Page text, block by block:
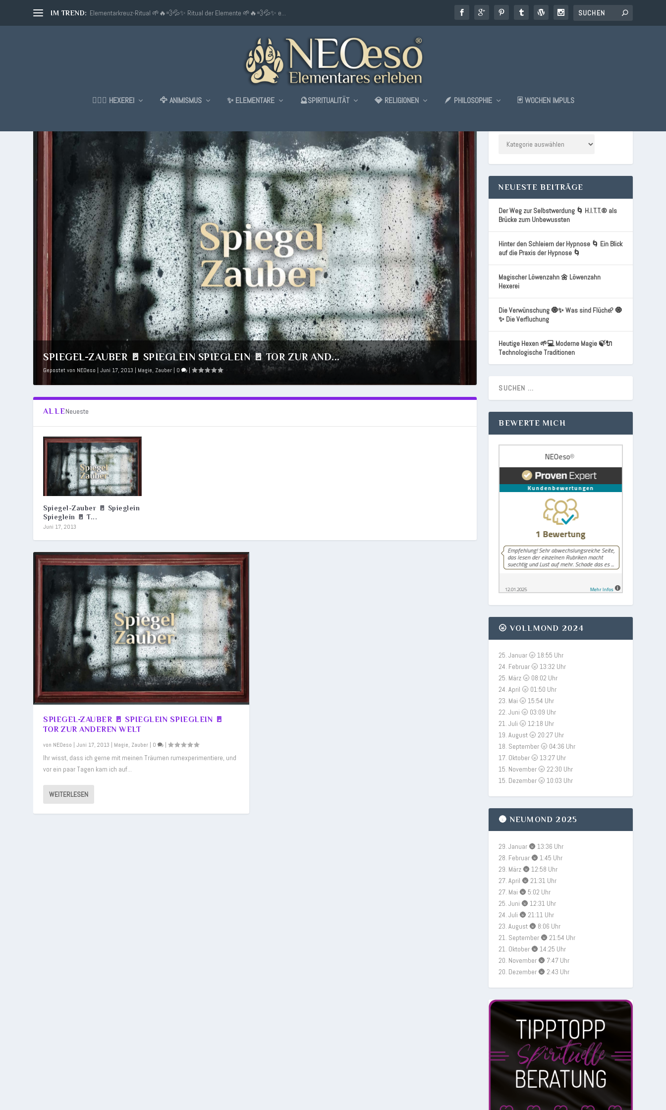
IM TREND: Elementarkreuz-Ritual 🌱🔥💨💦✨ Ritual der Elemente 🌱🔥💨💦✨ e...
🧙🏼‍♂️ HEXEREI 🦅 ANIMISMUS ✨ ELEMENTARE 🔮SPIRITUALITÄT 💎 RELIGIONEN 🪶 PHILOSOPHIE 🃏 WOCHEN IMPULS
SPIEGEL-ZAUBER 🚪 SPIEGLEIN SPIEGLEIN 🚪 TOR ZUR AND...
Gepostet von NEOeso |Juni 17, 2013 | Magie, Zauber | 0 |
ALLENeueste
Spiegel-Zauber 🚪 Spieglein
Spieglein 🚪 T...
Juni 17, 2013
SPIEGEL-ZAUBER 🚪 SPIEGLEIN SPIEGLEIN 🚪
TOR ZUR ANDEREN WELT
von NEOeso |Juni 17, 2013 | Magie, Zauber | 0 |
Ihr wisst, dass ich gerne mit meinen Träumen rumexperimentiere, und
vor ein paar Tagen kam ich auf...
WEITERLESEN
NEUESTE BEITRÄGE
Der Weg zur Selbstwerdung 🌀 H.I.T.T.® als
Brücke zum Unbewussten
Hinter den Schleiern der Hypnose 🌀 Ein Blick
auf die Praxis der Hypnose 🌀
Magischer Löwenzahn 🌼 Löwenzahn
Hexerei
Die Verwünschung 🧿✨ Was sind Flüche? 🧿
✨ Die Verfluchung
Heutige Hexen 🌱💻 Moderne Magie 🍃🔌
Technologische Traditionen
BEWERTE MICH
🌝 VOLLMOND 2024
25. Januar 🌝 18:55 Uhr
24. Februar 🌝 13:32 Uhr
25. März 🌝 08:02 Uhr
24. April 🌝 01:50 Uhr
23. Mai 🌝 15:54 Uhr
22. Juni 🌝 03:09 Uhr
21. Juli 🌝 12:18 Uhr
19. August 🌝 20:27 Uhr
18. September 🌝 04:36 Uhr
17. Oktober 🌝 13:27 Uhr
15. November 🌝 22:30 Uhr
15. Dezember 🌝 10:03 Uhr
🌚 NEUMOND 2025
29. Januar 🌚 13:36 Uhr
28. Februar 🌚 1:45 Uhr
29. März 🌚 12:58 Uhr
27. April 🌚 21:31 Uhr
27. Mai 🌚 5:02 Uhr
25. Juni 🌚 12:31 Uhr
24. Juli 🌚 21:11 Uhr
23. August 🌚 8:06 Uhr
21. September 🌚 21:54 Uhr
21. Oktober 🌚 14:25 Uhr
20. November 🌚 7:47 Uhr
20. Dezember 🌚 2:43 Uhr